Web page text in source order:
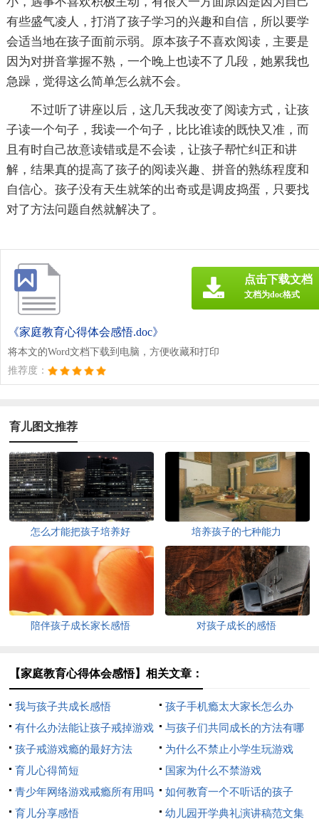
有些盛气凌人，打消了孩子学习的兴趣和自信，所以要学
会适当地在孩子面前示弱。原本孩子不喜欢阅读，主要是
因为对拼音掌握不熟，一个晚上也读不了几段，她累我也
急躁，觉得这么简单怎么就不会。
不过听了讲座以后，这几天我改变了阅读方式，让孩
子读一个句子，我读一个句子，比比谁读的既快又准，而
且有时自己故意读错或是不会读，让孩子帮忙纠正和讲
解，结果真的提高了孩子的阅读兴趣、拼音的熟练程度和
自信心。孩子没有天生就笨的出奇或是调皮捣蛋，只要找
对了方法问题自然就解决了。
《家庭教育心得体会感悟.doc》
将本文的Word文档下载到电脑，方便收藏和打印
推荐度：
点击下载文档
文档为doc格式
育儿图文推荐
怎么才能把孩子培养好 培养孩子的七种能力
陪伴孩子成长家长感悟 对孩子成长的感悟
【家庭教育心得体会感悟】相关文章：
我与孩子共成长感悟
孩子手机瘾太大家长怎么办
有什么办法能让孩子戒掉游戏
与孩子们共同成长的方法有哪
些
孩子戒游戏瘾的最好方法
为什么不禁止小学生玩游戏
育儿心得简短
国家为什么不禁游戏
青少年网络游戏戒瘾所有用吗
如何教育一个不听话的孩子
育儿分享感悟
幼儿园开学典礼演讲稿范文集